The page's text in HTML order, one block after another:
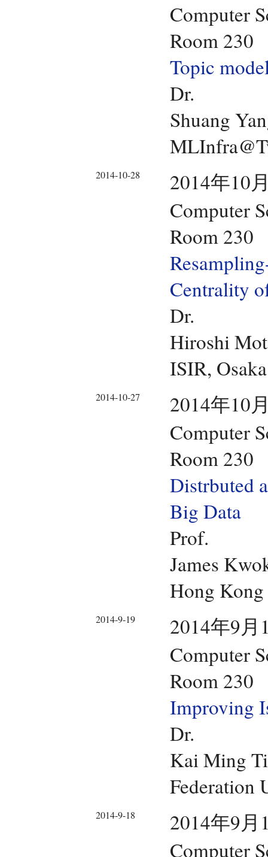
Computer
Room 230
Topic
Dr.
Shuang
2014-10-28
2014年10
Computer
Room 230
Centrality
Dr.
Hiroshi
ISIR,
2014-10-27
2014年10
Computer
Room 230
Distrbuted
Big Data
Prof.
James
Hong
2014-9-19
2014年9月
Computer
Room 230
Improving
Dr.
Kai Ming
Federation
2014-9-18
2014年9月
Computer